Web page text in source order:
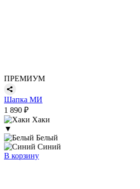
ПРЕМИУМ
Шапка МИ
1 890 ₽
Хаки
▼
Белый
Синий
В корзину